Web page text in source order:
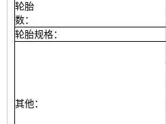
轮胎
数：
轮胎规格：
其他：